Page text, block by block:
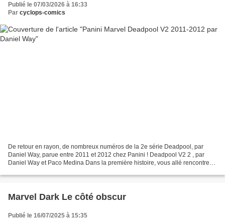
Publié le 07/03/2026 à 16:33
Par cyclops-comics
De retour en rayon, de nombreux numéros de la 2e série Deadpool, par
Daniel Way, parue entre 2011 et 2012 chez Panini ! Deadpool V2 2 , par
Daniel Way et Paco Medina Dans la première histoire, vous allé rencontrer
Marvel Dark Le côté obscur
Publié le 16/07/2025 à 15:35